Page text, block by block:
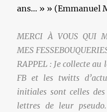
ans… » » (Emmanuel
MERCI À VOUS QUI
MES
RAPPEL : Je collecte
FB et les twitts
initiales sont celles
lettres de leur